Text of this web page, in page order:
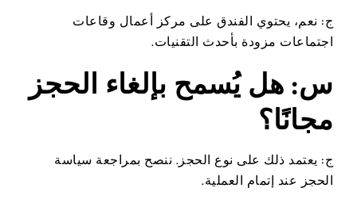
ج: نعم، يحتوي الفندق على مركز أعمال وقاعات
اجتماعات مزودة بأحدث التقنيات.
س: هل يُسمح بإلغاء الحجز
مجانًا؟
ج: يعتمد ذلك على نوع الحجز. ننصح بمراجعة سياسة
الحجز عند إتمام العملية.